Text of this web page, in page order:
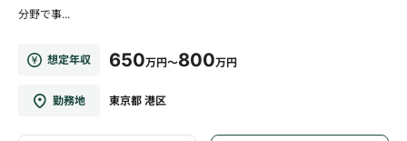
分野で事...
想定年収 650万円～800万円
勤務地 東京都 港区